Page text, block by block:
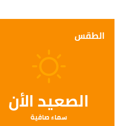
الطقس
الصعيد الأن
سماء صافية